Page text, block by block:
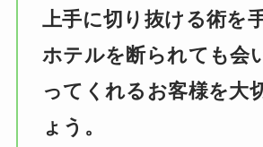
上手に切り抜ける術を
ホテルを断られても会
ってくれるお客様を大
ょう。